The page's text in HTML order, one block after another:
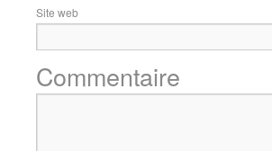
Site web
Commentaire